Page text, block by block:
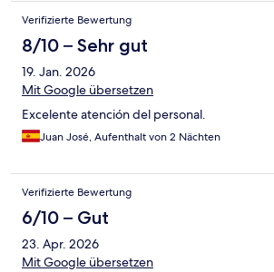
Verifizierte Bewertung
8/10 – Sehr gut
19. Jan. 2026
Mit Google übersetzen
Excelente atención del personal.
Juan José, Aufenthalt von 2 Nächten
Verifizierte Bewertung
6/10 – Gut
23. Apr. 2026
Mit Google übersetzen